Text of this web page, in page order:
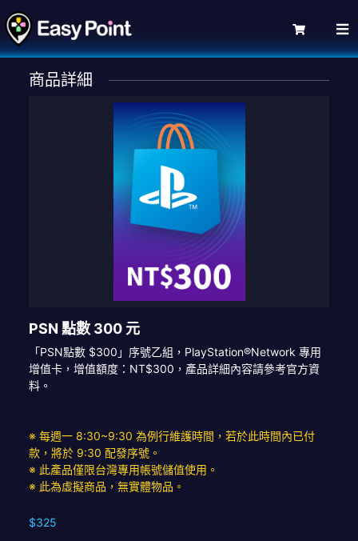
商品詳細
PSN 點數 300 元
「PSN點數 $300」序號乙組，PlayStation®Network 專用
增值卡，增值額度：NT$300，產品詳細內容請參考官方資
料。
※ 每週一 8:30~9:30 為例行維護時間，若於此時間內已付
款，將於 9:30 配發序號。
※ 此產品僅限台灣專用帳號儲值使用。
※ 此為虛擬商品，無實體物品。
$325